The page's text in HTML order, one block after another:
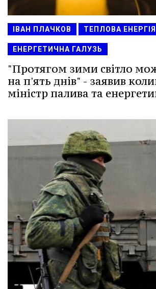
ІВАН ПЛАЧКОВ ТЕПЛОВА ЕНЕРГІЯ
ЕНЕРГЕТИЧНА ГАЛУЗЬ
"Протягом зими світло
на п'ять днів" - заявив
міністр палива та